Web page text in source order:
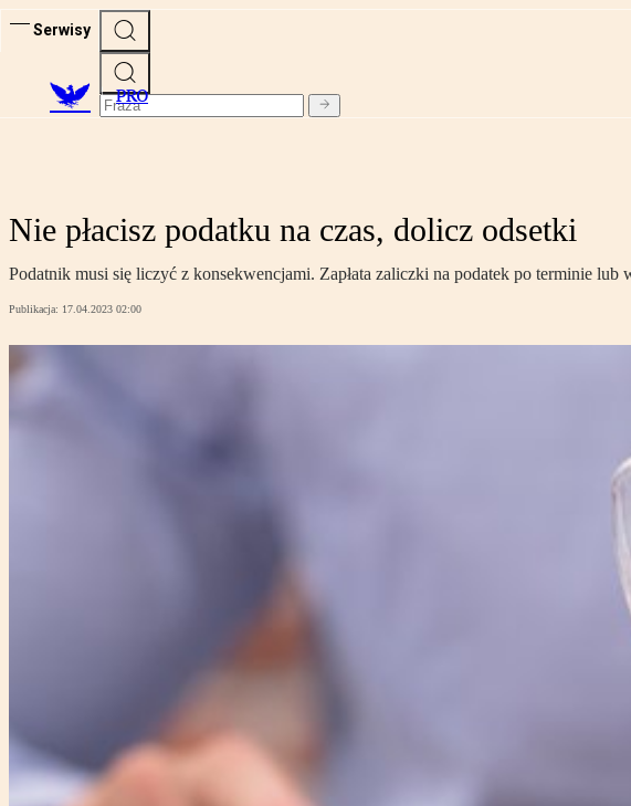
Serwisy
PRO
Nie płacisz podatku na czas, dolicz odsetki
Podatnik musi się liczyć z konsekwencjami. Zapłata zaliczki na podatek po terminie
Publikacja: 17.04.2023 02:00